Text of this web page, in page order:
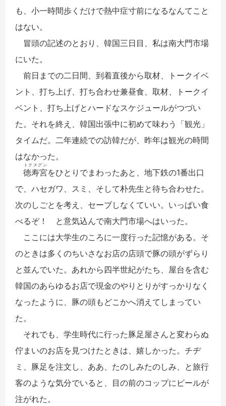
も、小一時間歩くだけで熱中症寸前になるなんてこと
はない。
冒頭の記述のとおり、韓国三日目、私は南大門市場
にいた。
前日までの二日間、到着直後から取材、トークイベ
ント、打ち上げ、打ち合わせ兼昼食、取材、トークイ
ベント、打ち上げとハードなスケジュールがつづい
た。それを終え、韓国出張中に初めて味わう「観光」
タイムだ。二年連続での訪韓だが、昨年は観光の時間
はなかった。
徳寿宮
トクスグン
をひとりでまわったあと、地下鉄の1番出口
で、ハセガワ、スミ、そして朴先生と待ち合わせた。
次のしごとを考え、セーブしなくていい。いっぱい食
べるぞ！ と意気込んで南大門市場へはいった。
ここには大学生のころに一度行った記憶がある。そ
のときは多くのちいさなお店の店頭で豚の頭がずらり
と並んでいた。あれから四半世紀がたち、屋台を含む
韓国のあらゆるお店で現金のやりとりがすっかりなく
なったように、豚の頭もどこかへ消えてしまってい
た。
それでも、学生時代に行った豚足屋さんと変わらぬ
佇まいのお店を見つけたときは、嬉しかった。チヂ
ミ、豚足を注文し、ああ、たのしみたのしみ、と旅行
客のような気分でいると、目の前のコップにビールが
注がれた。